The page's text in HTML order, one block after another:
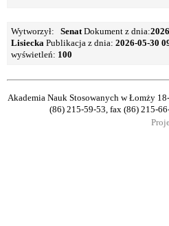
Wytworzył: SenatDokument z dnia:
Lisiecka Publikacja z dnia: 2026-05-30
wyświetleń: 100
Akademia Nauk Stosowanych w Łomży18-
(86) 215-59-53, fax (86) 215-